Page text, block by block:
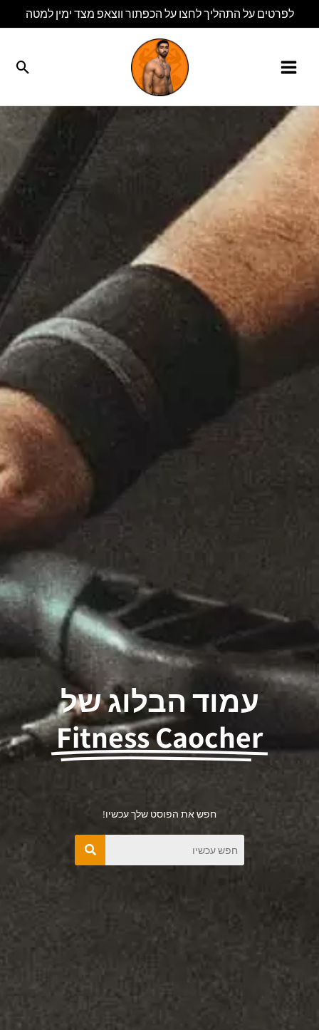
לתוכן
לפרטים על התהליך לחצו על הכפתור ווצאפ מצד ימין למטה
עמוד הבלוג של
Fitness Caocher
חפש את הפוסט שלך עכשיו!